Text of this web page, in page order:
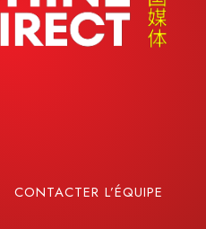
CONTACTER L’ÉQUIPE